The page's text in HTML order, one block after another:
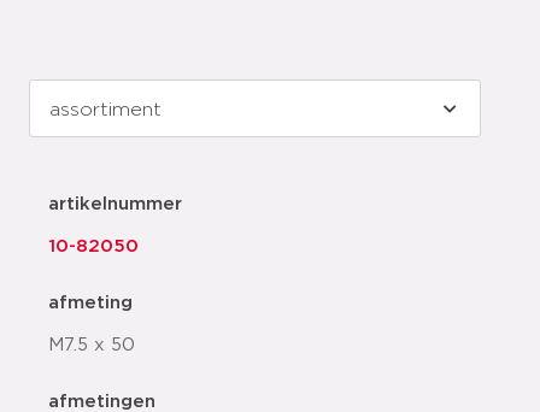
artikelnummer
10-82050
afmeting
M7.5 x 50
afmetingen